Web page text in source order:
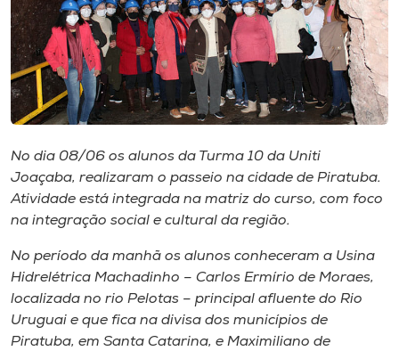
Editora
Rádio
Museu
Unoesc
Store
Selecione
o idioma
No dia 08/06 os alunos da Turma 10 da Uniti
Joaçaba, realizaram o passeio na cidade de Piratuba.
Atividade está integrada na matriz do curso, com foco
na integração social e cultural da região.
No período da manhã os alunos conheceram a Usina
Hidrelétrica Machadinho – Carlos Ermírio de Moraes,
localizada no rio Pelotas – principal afluente do Rio
Uruguai e que fica na divisa dos municípios de
Piratuba, em Santa Catarina, e Maximiliano de